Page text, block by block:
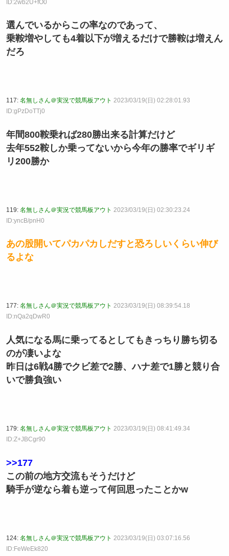
ID:2wb2U+fO0
選んでいるからこの率なのであって、
乗鞍増やしても4着以下が増えるだけで勝鞍は増えん
だろ
117: 名無しさん＠実況で競馬板アウト 2023/03/19(日) 02:28:01.93
ID:gPzDoTTj0
年間800鞍乗れば280勝出来る計算だけど
去年552鞍しか乗ってないから今年の勝率でギリギ
リ200勝か
119: 名無しさん＠実況で競馬板アウト 2023/03/19(日) 02:30:23.24
ID:yncB/pnH0
あの股開いてパカパカしだすと恐ろしいくらい伸び
るよな
177: 名無しさん＠実況で競馬板アウト 2023/03/19(日) 08:39:54.18
ID:nQa2qDwR0
人気になる馬に乗ってるとしてもきっちり勝ち切る
のが凄いよな
昨日は6戦4勝でクビ差で2勝、ハナ差で1勝と競り合
いで勝負強い
179: 名無しさん＠実況で競馬板アウト 2023/03/19(日) 08:41:49.34
ID:Z+JBCgr90
>>177
この前の地方交流もそうだけど
騎手が逆なら着も逆って何回思ったことかw
124: 名無しさん＠実況で競馬板アウト 2023/03/19(日) 03:07:16.56
ID:FeWeEk820